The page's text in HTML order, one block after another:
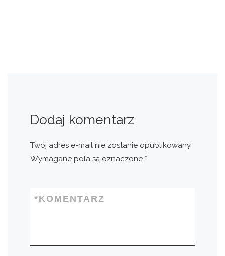
Dodaj komentarz
Twój adres e-mail nie zostanie opublikowany.
Wymagane pola są oznaczone *
KOMENTARZ
*